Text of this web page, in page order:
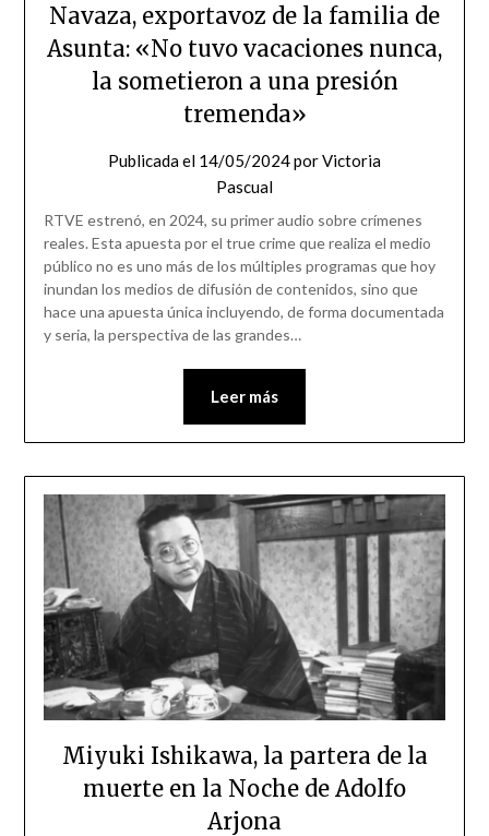
Navaza, exportavoz de la familia de
Asunta: «No tuvo vacaciones nunca,
la sometieron a una presión
tremenda»
Publicada el 14/05/2024porVictoria
Pascual
RTVE estrenó, en 2024, su primer audio sobre crímenes
reales. Esta apuesta por el true crime que realiza el medio
público no es uno más de los múltiples programas que hoy
inundan los medios de difusión de contenidos, sino que
hace una apuesta única incluyendo, de forma documentada
y seria, la perspectiva de las grandes…
Leer más
Miyuki Ishikawa, la partera de la
muerte en la Noche de Adolfo
Arjona